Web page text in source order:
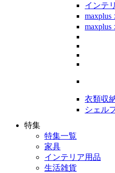
インテ
衣類収
シェル
特集
特集一覧
家具
インテリア用品
生活雑貨